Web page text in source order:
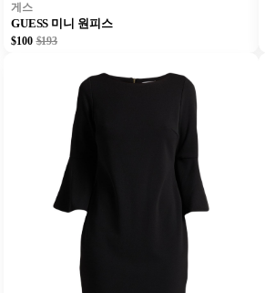
게스
GUESS 미니 원피스
$100 $193